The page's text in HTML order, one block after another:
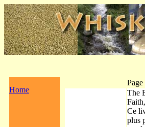
Page
The
Ce
plus
Home